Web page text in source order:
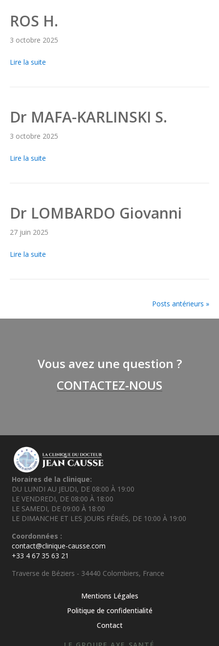
ROS H.
3 octobre 2025
Lire la suite
Dr MAFA-KARLINSKI S.
3 octobre 2025
Lire la suite
Dr LOMBARDO Giovanni
27 juin 2025
Lire la suite
Posts antérieurs »
Vous avez une question ?
CONTACTEZ-NOUS
Horaires de la clinique:
DU LUNDI AU JEUDI, DE 08:00 À 19:00
LE VENDREDI, DE 08:00 À 18:00
LE SAMEDI, DE 09:00 À 18:00
LE DIMANCHE ET LES JOURS FÉRIÉS, DE 10:00 À 19:00
Coordonnées :
contact@clinique-causse.com
+33 4 67 35 63 21
Traverse de Béziers - 34440 Colombiers, France
Mentions Légales
Politique de confidentialité
Contact